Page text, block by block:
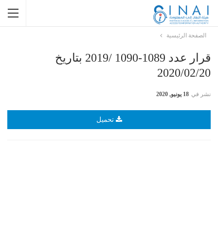
الصفحة الرئيسية
قرار عدد 1089-1090 /2019 بتاريخ
2020/02/20
نشر في 18 يونيو, 2020
تحميل